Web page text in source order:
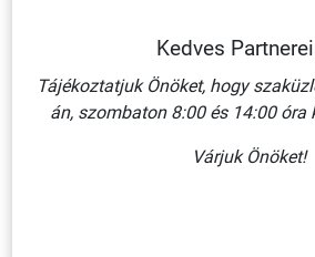
ÚTSZŰKÜLET JOBBRÓL VAGY
HORGANYZOTT ACÉL KRESZ
Kedves
Tájékoztatjuk Önöket, hogy
án, szombaton 8:00 és 14:00
Várjuk Önöket!